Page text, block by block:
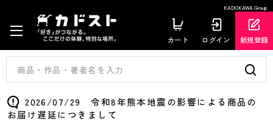
KADOKAWA Group
カート ログイン 新規登録
2026/07/29 令和8年熊本地震の影響による商品の
お届け遅延につきまして